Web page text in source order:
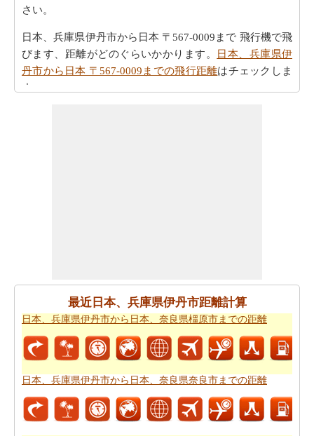
さい。
日本、兵庫県伊丹市から日本 〒567-0009まで 飛行機で飛
びます、距離がどのぐらいかかります。
日本、兵庫県伊
丹市から日本 〒567-0009までの飛行距離はチェックしま
す。
間は知りたいんですか。日本、兵庫県伊丹市から日本 〒
567-0009までの飛行時間チェックします。
このルートプランナーは、日本、兵庫県伊丹市から日本
〒567-0009までの道路ルートプラン提供します。
あなたはこの旅行で過ごすことになります燃料費の見積
もりをしたいですか？日本、兵庫県伊丹市から日本 〒
最近日本、兵庫県伊丹市距離計算
日本、兵庫県伊丹市から日本、奈良県橿原市までの距離
日本、兵庫県伊丹市から日本、奈良県奈良市までの距離